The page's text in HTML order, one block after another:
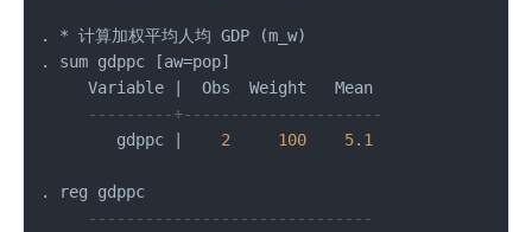
. * 计算加权平均人均 GDP (m_w)
. sum gdppc [aw=pop]
     Variable |  Obs  Weight   Mean
---------+---------------------
        gdppc |
2 100 5.1
. reg gdppc
------------------------------